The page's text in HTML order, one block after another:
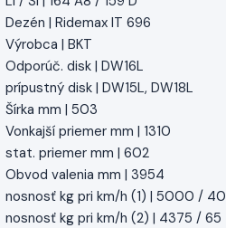
Dezén | Ridemax IT 696
Výrobca | BKT
Odporúč. disk | DW16L
prípustný disk | DW15L, DW18L
Šírka mm | 503
Vonkajší priemer mm | 1310
stat. priemer mm | 602
Obvod valenia mm | 3954
nosnosť kg pri km/h (1) | 5000 / 40
nosnosť kg pri km/h (2) | 4375 / 65